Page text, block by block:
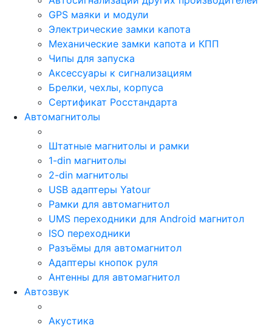
GPS маяки и модули
Электрические замки капота
Механические замки капота и КПП
Чипы для запуска
Аксессуары к сигнализациям
Брелки, чехлы, корпуса
Сертификат Росстандарта
Автомагнитолы
Штатные магнитолы и рамки
1-din магнитолы
2-din магнитолы
USB адаптеры Yatour
Рамки для автомагнитол
UMS переходники для Android магнитол
ISO переходники
Разъёмы для автомагнитол
Адаптеры кнопок руля
Антенны для автомагнитол
Автозвук
Акустика